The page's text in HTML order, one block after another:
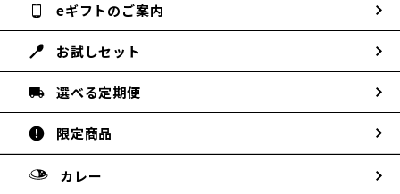
eギフトのご案内
お試しセット
選べる定期便
限定商品
カレー